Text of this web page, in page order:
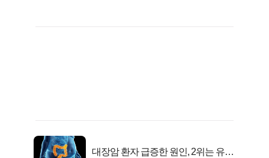
대장암 환자 급증한 원인, 2위는 유산